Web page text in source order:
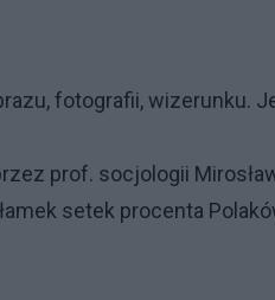
fotografii, wizerunku.
prof. socjologii
setek procenta